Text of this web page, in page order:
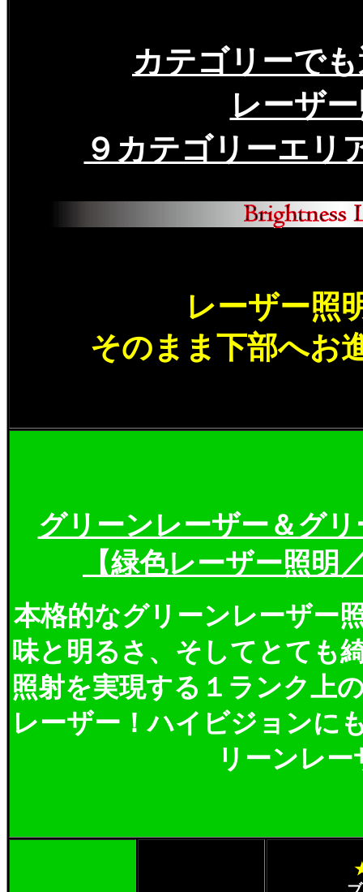
カテゴリーで
レーザ
９カテゴリーエ
レーザー照
そのまま下部へお
グリーンレーザー＆グ
【緑色レーザー照明
本格的なグリーンレーザー
味と明るさ、そしてとても
照射を実現する１ランク上
レーザー！ハイビジョンに
リーンレー